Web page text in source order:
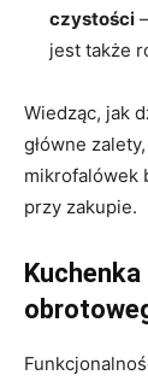
czystości
jest także
Wiedząc, jak
główne
mikrofalówek
przy zakupie.